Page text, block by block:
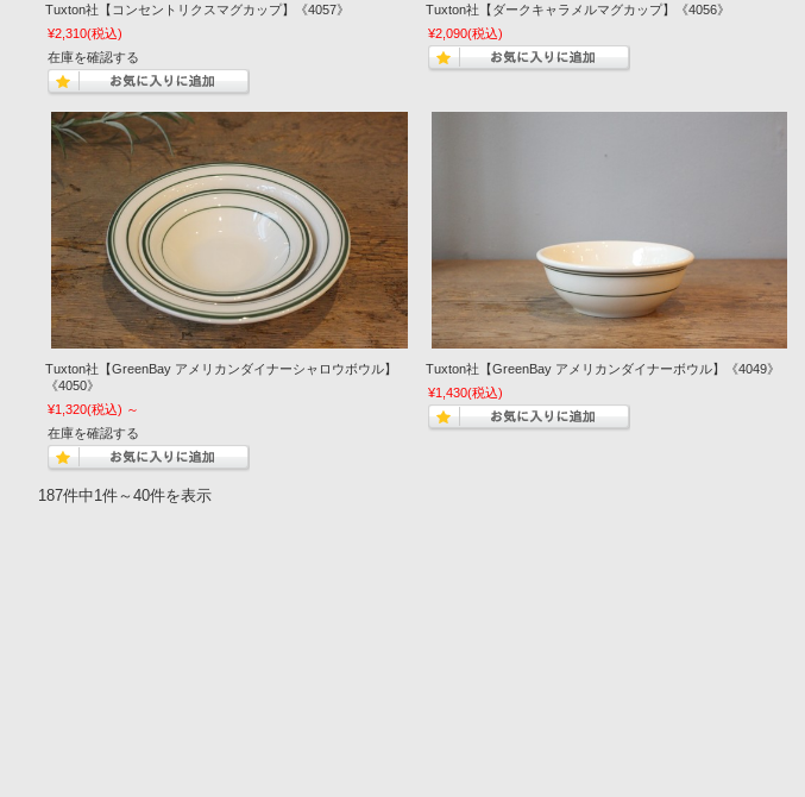
Tuxton社【コンセントリクスマグカップ】《4057》
¥2,310(税込)
在庫を確認する
Tuxton社【ダークキャラメルマグカップ】《4056》
¥2,090(税込)
Tuxton社【GreenBay アメリカンダイナーシャロウボウル】
《4050》
¥1,320(税込) ～
在庫を確認する
Tuxton社【GreenBay アメリカンダイナーボウル】《4049》
¥1,430(税込)
187件中1件～40件を表示